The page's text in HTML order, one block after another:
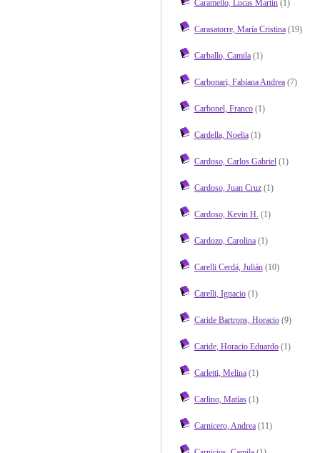
Caramello, Lucas Martín(1)
Carasatorre, María Cristina(19)
Carballo, Camila(1)
Carbonari, Fabiana Andrea(7)
Carbonel, Franco(1)
Cardella, Noelia(1)
Cardoso, Carlos Gabriel(1)
Cardoso, Juan Cruz(1)
Cardoso, Kevin H. (1)
Cardozo, Carolina(1)
Carelli Cerdá, Julián(10)
Carelli, Ignacio(1)
Caride Bartrons, Horacio(9)
Caride, Horacio Eduardo(1)
Carletti, Melina(1)
Carlino, Matías(1)
Carnicero, Andrea(11)